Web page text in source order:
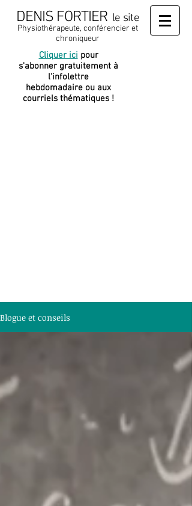
DENIS FORTIER le site
Physiothérapeute, conférencier et
chroniqueur
Cliquer ici pour
s'abonner gratuitement à
l'infolettre
hebdomadaire ou aux
courriels thématiques !
Blogue et conseils